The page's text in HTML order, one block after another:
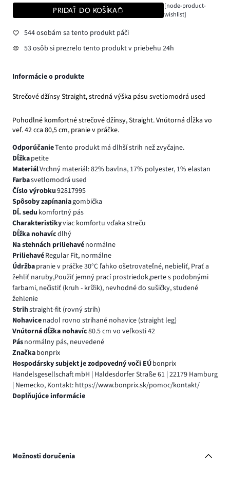
PRIDAŤ DO KOŠÍKA
[node-product-
wishlist]
544 osobám sa tento produkt páči
53 osôb si prezrelo tento produkt v priebehu 24h
Informácie o produkte
Strečové džínsy Straight, stredná výška pásu svetlomodrá used
Pohodlné komfortné strečové džínsy, Straight. Vnútorná dĺžka vo
veľ. 42 cca 80,5 cm, pranie v práčke.
OdporúčanieTento produkt má dlhší strih než zvyčajne.
Dĺžkapetite
MateriálVrchný materiál: 82% bavlna, 17% polyester, 1% elastan
Farbasvetlomodrá used
Číslo výrobku92817995
Spôsoby zapínaniagombička
Dĺ. sedu komfortný pás
Charakteristikyviac komfortu vďaka streču
Dĺžka nohavícdlhý
Na stehnách priliehavénormálne
PriliehavéRegular Fit, normálne
Údržbapranie v práčke 30°C ľahko ošetrovateľné, nebieliť, Prať a
žehliť naruby,Použiť jemný prací prostriedok,perte s podobnými
farbami, nečistiť (kruh - krížik), nevhodné do sušičky, studené
žehlenie
Strihstraight-fit (rovný strih)
Nohavicenadol rovno strihané nohavice (straight leg)
Vnútorná dĺžka nohavíc80.5 cm vo veľkosti 42
Pásnormálny pás, neuvedené
Značkabonprix
Hospodársky subjekt je zodpovedný voči EÚbonprix
Handelsgesellschaft mbH | Haldesdorfer Straße 61 | 22179 Hamburg
| Nemecko, Kontakt: https://www.bonprix.sk/pomoc/kontakt/
Doplňujúce informácie
Možnosti doručenia